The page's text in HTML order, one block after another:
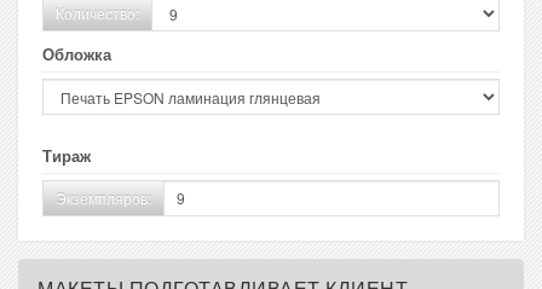
Количество:
Обложка
Тираж
Экземпляров: